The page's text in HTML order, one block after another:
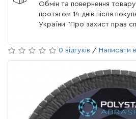
Обмін та повернення
протягом 14 днів після
України "Про захист прав
0 відгуків / Написати